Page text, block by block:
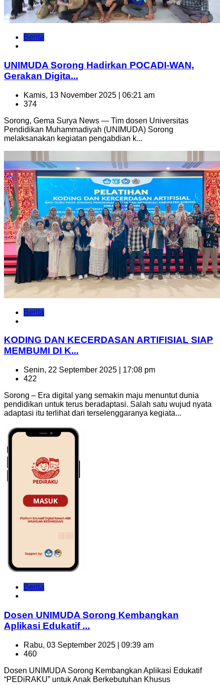
Berita
UNIMUDA Sorong Hadirkan POCADI-WAN,
Gerakan Digita...
Kamis, 13 November 2025 | 06:21 am
374
Sorong, Gema Surya News — Tim dosen Universitas
Pendidikan Muhammadiyah (UNIMUDA) Sorong
melaksanakan kegiatan pengabdian k...
Berita
KODING DAN KECERDASAN ARTIFISIAL SIAP
MEMBUMI DI K...
Senin, 22 September 2025 | 17:08 pm
422
Sorong – Era digital yang semakin maju menuntut dunia
pendidikan untuk terus beradaptasi. Salah satu wujud nyata
adaptasi itu terlihat dari terselenggaranya kegiata...
Berita
Dosen UNIMUDA Sorong Kembangkan
Aplikasi Edukatif ...
Rabu, 03 September 2025 | 09:39 am
460
Dosen UNIMUDA Sorong Kembangkan Aplikasi Edukatif
“PEDiRAKU” untuk Anak Berkebutuhan Khusus